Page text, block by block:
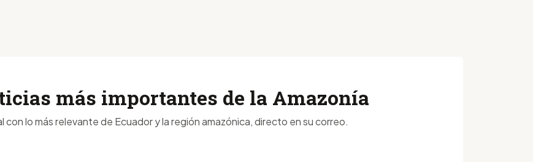
más importantes de la Amazonía
con lo más relevante de Ecuador y la región amazónica, directo en su correo.